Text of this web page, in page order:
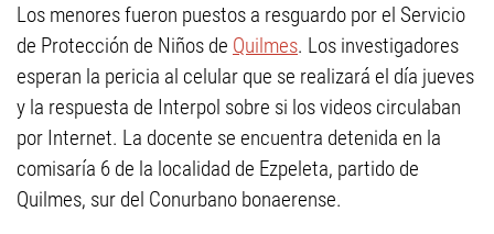
Los menores fueron puestos a resguardo por el Servicio
de Protección de Niños de Quilmes. Los investigadores
esperan la pericia al celular que se realizará el día jueves
y la respuesta de Interpol sobre si los videos circulaban
por Internet. La docente se encuentra detenida en la
comisaría 6 de la localidad de Ezpeleta, partido de
Quilmes, sur del Conurbano bonaerense.